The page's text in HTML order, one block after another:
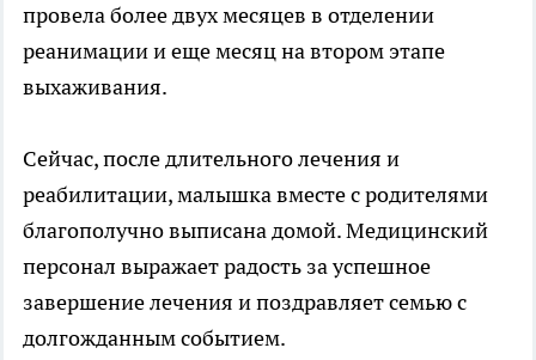
провела более двух месяцев в отделении
реанимации и еще месяц на втором этапе
выхаживания.
Сейчас, после длительного лечения и
реабилитации, малышка вместе с родителями
благополучно выписана домой. Медицинский
персонал выражает радость за успешное
завершение лечения и поздравляет семью с
долгожданным событием.